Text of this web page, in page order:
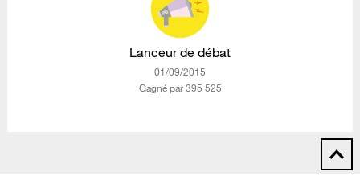
Lanceur de débat
‎01/09/2015
Gagné par 395 525